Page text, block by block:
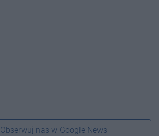
Obserwuj nas w Google News